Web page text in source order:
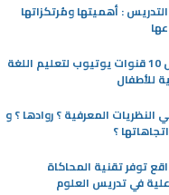
: أهميتها ومُرتكزاتها
أفضل 10 قنوات يوتيوب لتعليم اللغة
للأطفال
النظريات المعرفية ؟ روادها ؟ و
؟
توفر تقنية المحاكاة
في تدريس العلوم